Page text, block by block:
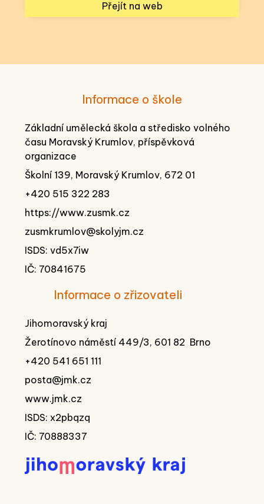
Přejít na web
Informace o škole
Základní umělecká škola a středisko volného
času Moravský Krumlov, příspěvková
organizace
Školní 139, Moravský Krumlov, 672 01
+420 515 322 283
https://www.zusmk.cz
zusmkrumlov@skolyjm.cz
ISDS: vd5x7iw
IČ: 70841675
Informace o zřizovateli
Jihomoravský kraj
Žerotínovo náměstí 449/3, 601 82 Brno
+420 541 651 111
posta@jmk.cz
www.jmk.cz
ISDS: x2pbqzq
IČ: 70888337